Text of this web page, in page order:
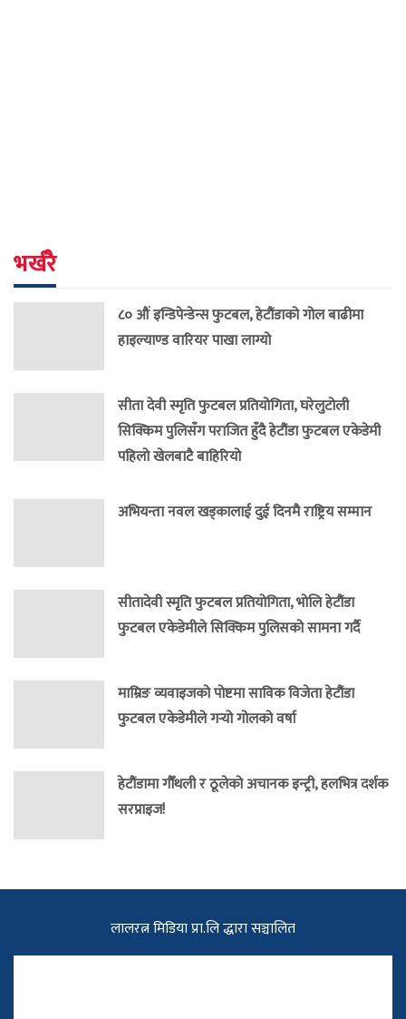
भर्खरै
८० औं इन्डिपेन्डेन्स फुटबल, हेटौंडाको गोल बाढीमा
हाइल्याण्ड वारियर पाखा लाग्यो
सीता देवी स्मृति फुटबल प्रतियोगिता, घरेलुटोली
सिक्किम पुलिसँग पराजित हुँदै हेटौंडा फुटबल एकेडेमी
पहिलो खेलबाटै बाहिरियो
अभियन्ता नवल खड्कालाई दुई दिनमै राष्ट्रिय सम्मान
सीतादेवी स्मृति फुटबल प्रतियोगिता, भोलि हेटौंडा
फुटबल एकेडेमीले सिक्किम पुलिसको सामना गर्दै
माम्रिङ व्यवाइजको पोष्टमा साविक विजेता हेटौंडा
फुटबल एकेडेमीले गर्‍यो गोलको वर्षा
हेटौंडामा गौँथली र ठूलेको अचानक इन्ट्री, हलभित्र दर्शक
सरप्राइज!
लालरत्न मिडिया प्रा.लि द्धारा सञ्चालित